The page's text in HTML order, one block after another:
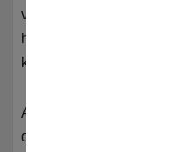
vlerave të demokracie
historik që ripërtërihet
kaluara.
Ai e dinte shumë mirë që
dhe s’ka sesi të ndodhë